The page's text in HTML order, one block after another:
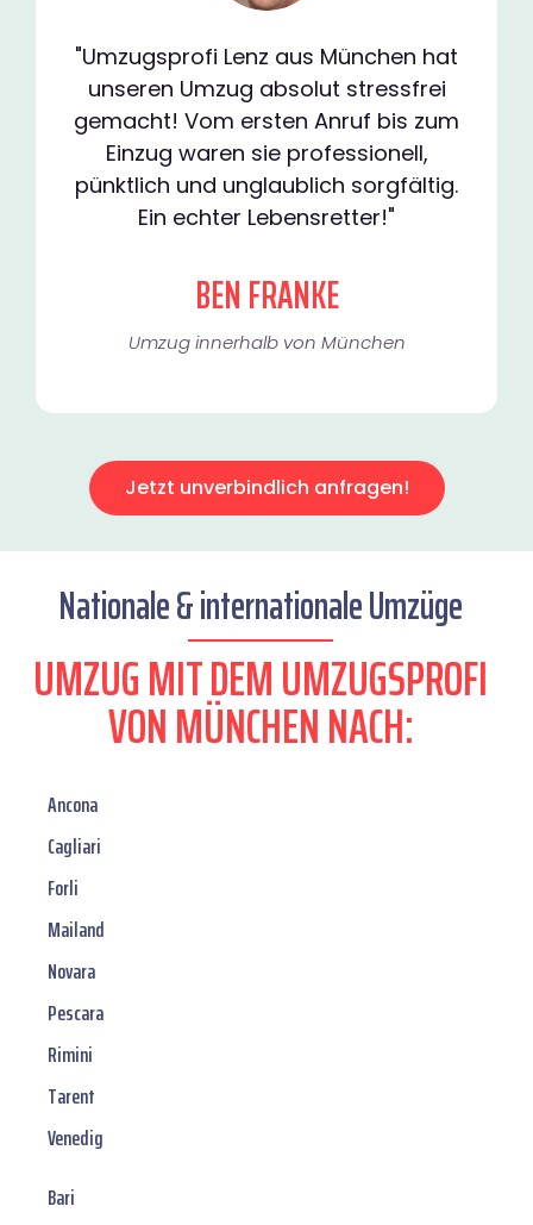
"Umzugsprofi Lenz aus München hat
unseren Umzug absolut stressfrei
gemacht! Vom ersten Anruf bis zum
Einzug waren sie professionell,
pünktlich und unglaublich sorgfältig.
Ein echter Lebensretter!"
BEN FRANKE
Umzug innerhalb von München​
Jetzt unverbindlich anfragen!
Nationale & internationale Umzüge
UMZUG MIT DEM UMZUGSPROFI
VON MÜNCHEN NACH:
Ancona
Cagliari
Forli
Mailand
Novara
Pescara
Rimini
Tarent
Venedig
Bari